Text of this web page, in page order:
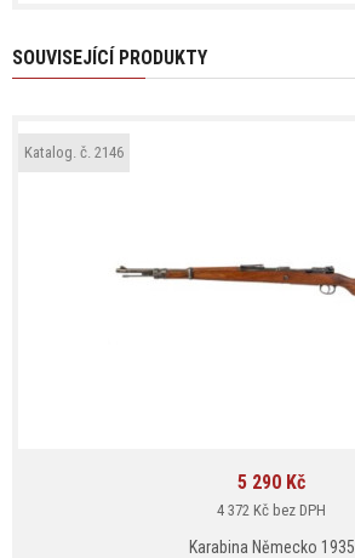
SOUVISEJÍCÍ PRODUKTY
Katalog. č. 2146
Cena
5 290 Kč
4 372 Kč bez DPH
Karabina Německo 1935